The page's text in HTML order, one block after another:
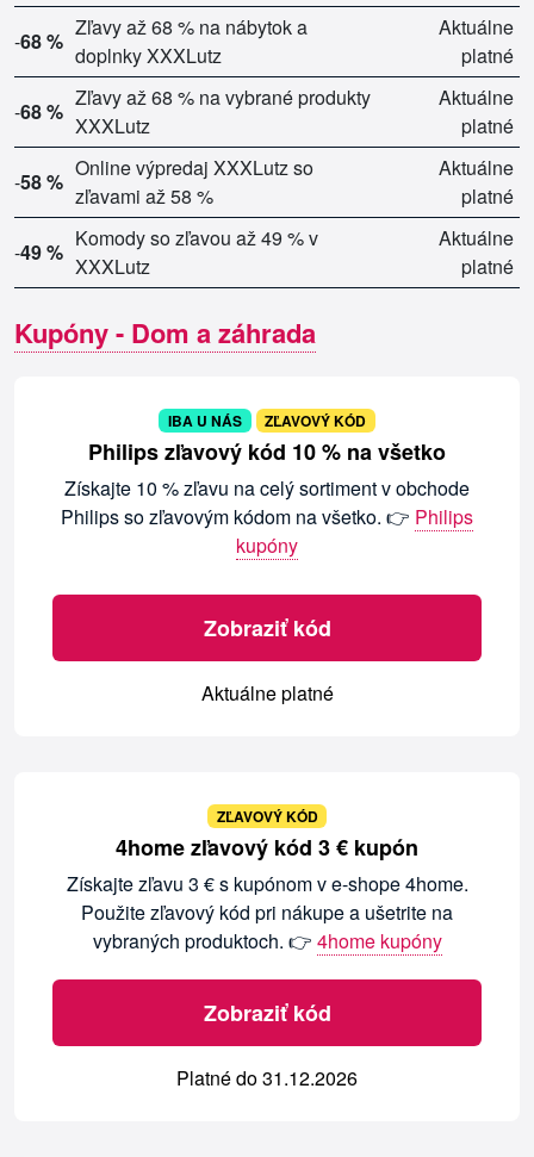
-68 %
Zľavy až 68 % na nábytok a
doplnky XXXLutz
Aktuálne
platné
-68 %
Zľavy až 68 % na vybrané produkty
XXXLutz
Aktuálne
platné
-58 %
Online výpredaj XXXLutz so
zľavami až 58 %
Aktuálne
platné
-49 %
Komody so zľavou až 49 % v
XXXLutz
Aktuálne
platné
Kupóny - Dom a záhrada
IBA U NÁS ZĽAVOVÝ KÓD
Philips zľavový kód 10 % na všetko
Získajte 10 % zľavu na celý sortiment v obchode
Philips so zľavovým kódom na všetko. 👉 Philips
kupóny
Zobraziť kód
Aktuálne platné
ZĽAVOVÝ KÓD
4home zľavový kód 3 € kupón
Získajte zľavu 3 € s kupónom v e-shope 4home.
Použite zľavový kód pri nákupe a ušetrite na
vybraných produktoch. 👉 4home kupóny
Zobraziť kód
Platné do 31.12.2026